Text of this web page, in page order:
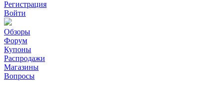
Регистрация
Войти
Обзоры
Форум
Купоны
Распродажи
Магазины
Вопросы